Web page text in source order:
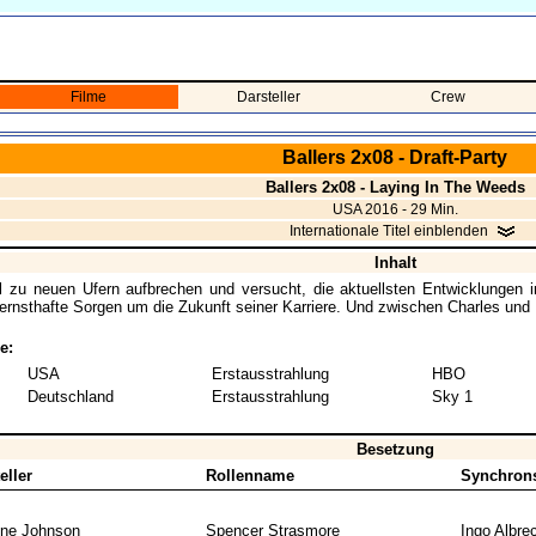
Filme Darsteller Crew
Ballers 2x08 - Draft-Party
Ballers 2x08 - Laying In The Weeds
USA 2016 - 29 Min.
Internationale Titel einblenden
Inhalt
zu neuen Ufern aufbrechen und versucht, die aktuellsten
Sorgen um die Zukunft seiner Karriere. Und zwischen Charles
USA
Erstausstrahlung
HBO
Deutschland
Erstausstrahlung Sky 1
Besetzung
Rollenname
Johnson Spencer Strasmore Ingo